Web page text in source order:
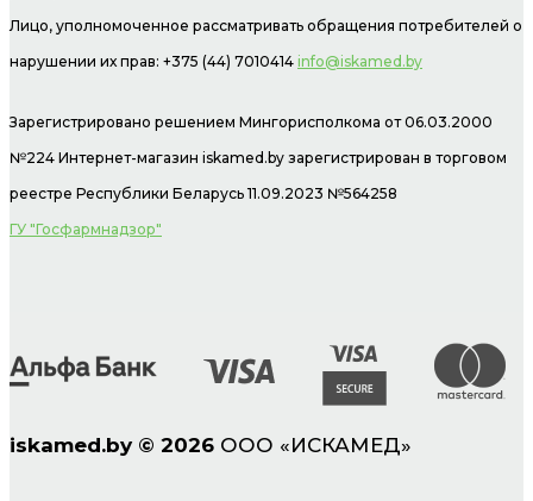
Лицо, уполномоченное рассматривать обращения потребителей о
нарушении их прав: +375 (44) 7010414 info@iskamed.by
Зарегистрировано решением Мингорисполкома от 06.03.2000
№224 Интернет-магазин iskamed.by зарегистрирован в торговом
реестре Республики Беларусь 11.09.2023 №564258
ГУ "Госфармнадзор"
iskamed.by © 2026 ООО «ИСКАМЕД»